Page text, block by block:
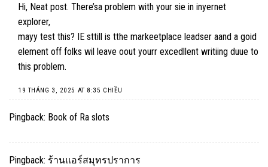
Hi, Neat post. There’sa problem with your sie in inyernet
explorer,
mayy test this? IE sttill is tthe markeetplace leadser aand a goid
element off folks wil leave oout yourr excedllent writiing duue to
this problem.
19 THÁNG 3, 2025 AT 8:35 CHIỀU
Pingback: Book of Ra slots
Pingback: ร้านแอร์สมุทรปราการ